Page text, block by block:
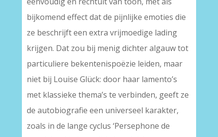
bijkomend effect dat de pijnlijke emoties die
ze beschrijft een extra vrijmoedige lading
krijgen. Dat zou bij menig dichter algauw tot
particuliere bekentenispoëzie leiden, maar
niet bij Louise Glück: door haar lamento’s
met klassieke thema’s te verbinden, geeft ze
de autobiografie een universeel karakter,
zoals in de lange cyclus ‘Persephone de